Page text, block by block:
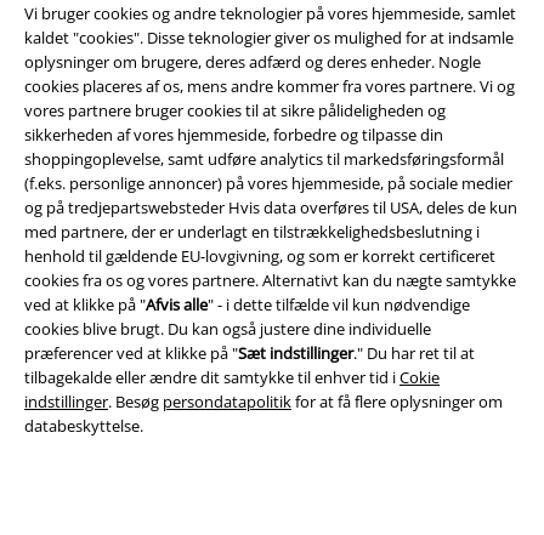
Vi bruger cookies og andre teknologier på vores hjemmeside, samlet
kaldet "cookies". Disse teknologier giver os mulighed for at indsamle
oplysninger om brugere, deres adfærd og deres enheder. Nogle
cookies placeres af os, mens andre kommer fra vores partnere. Vi og
vores partnere bruger cookies til at sikre pålideligheden og
sikkerheden af ​​vores hjemmeside, forbedre og tilpasse din
shoppingoplevelse, samt udføre analytics til markedsføringsformål
(f.eks. personlige annoncer) på vores hjemmeside, på sociale medier
og på tredjepartswebsteder Hvis data overføres til USA, deles de kun
med partnere, der er underlagt en tilstrækkelighedsbeslutning i
henhold til gældende EU-lovgivning, og som er korrekt certificeret
cookies fra os og vores partnere. Alternativt kan du nægte samtykke
ved at klikke på "Afvis alle" - i dette tilfælde vil kun nødvendige
cookies blive brugt. Du kan også justere dine individuelle
præferencer ved at klikke på "Sæt indstillinger." Du har ret til at
tilbagekalde eller ændre dit samtykke til enhver tid iCokie
indstillinger. Besøg persondatapolitikfor at få flere oplysninger om
databeskyttelse.
Juridisk
Salgs-, medlems- & leveringsbetingelser
Om EMP Danmark
Persondatapolitik
Bortskaffelse af affald og miljøbeskyttelse
Overensstemmelseserklæring
Oplysninger om tilgængelighed